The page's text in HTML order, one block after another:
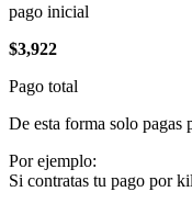
pago inicial
$3,922
Pago total
De esta forma solo pagas
Por ejemplo:
Si contratas tu pago por